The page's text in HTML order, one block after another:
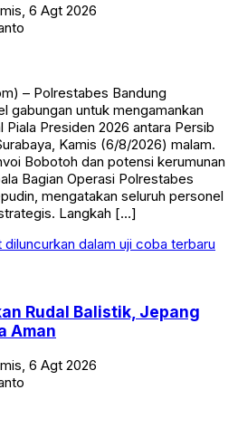
6 Agt 2026
– Polrestabes Bandung
gabungan untuk mengamankan
Piala Presiden 2026 antara Persib
Kamis (6/8/2026) malam.
Bobotoh dan potensi kerumunan
Bagian Operasi Polrestabes
mengatakan seluruh personel
Langkah […]
Rudal Balistik, Jepang
Aman
6 Agt 2026